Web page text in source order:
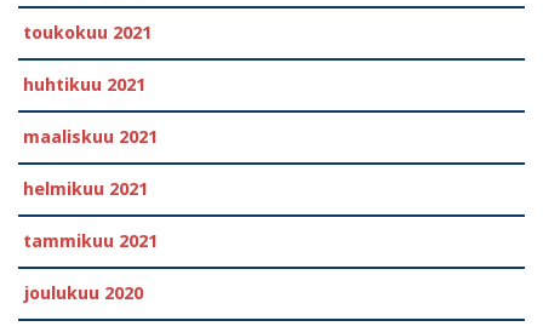
toukokuu 2021
huhtikuu 2021
maaliskuu 2021
helmikuu 2021
tammikuu 2021
joulukuu 2020